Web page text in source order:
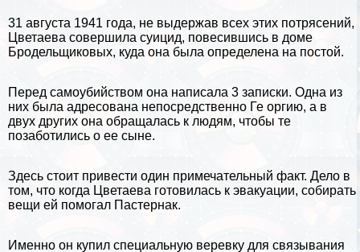
31 августа 1941 года, не выдержав всех этих потрясений,
Цветаева совершила суицид, повесившись в доме
Бродельщиковых, куда она была определена на постой.
Перед самоубийством она написала 3 записки. Одна из
них была адресована непосредственно Ге opгию, а в
двух других она обращалась к людям, чтобы те
позаботились о ее сыне.
Здесь стоит привести один примечательный факт. Дело в
том, что когда Цветаева готовилась к эвакуации, собирать
вещи ей помогал Пастернак.
Именно он купил специальную веревку для связывания